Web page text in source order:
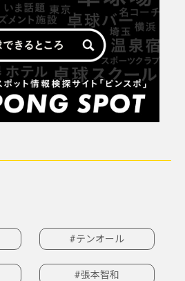
#テンオール
#張本智和